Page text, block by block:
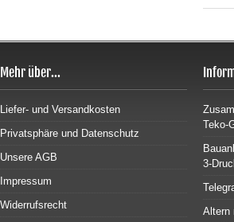
Mehr über...
Liefer- und Versandkosten
Privatsphäre und Datenschutz
Unsere AGB
Impressum
Widerrufsrecht
Teko-
3-
Altern